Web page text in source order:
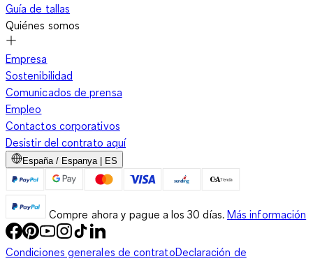
Guía de tallas
Quiénes somos
Empresa
Sostenibilidad
Comunicados de prensa
Empleo
Contactos corporativos
Desistir del contrato aquí
España / Espanya | ES
Compre ahora y pague a los 30 días. Más información
Condiciones generales de contratoDeclaración de